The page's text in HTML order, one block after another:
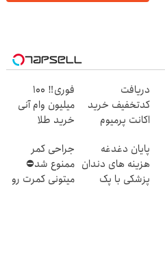
دریافت
کدتخفیف خرید
اکانت پرمیوم
👇👇👇👇
فوری‼️ 100
میلیون وام آنی
خرید طلا
پایان دغدغه
هزینه های دندان
پزشکی با پک
جراحی کمر
ممنوع شد⛔
میتونی کمرت رو